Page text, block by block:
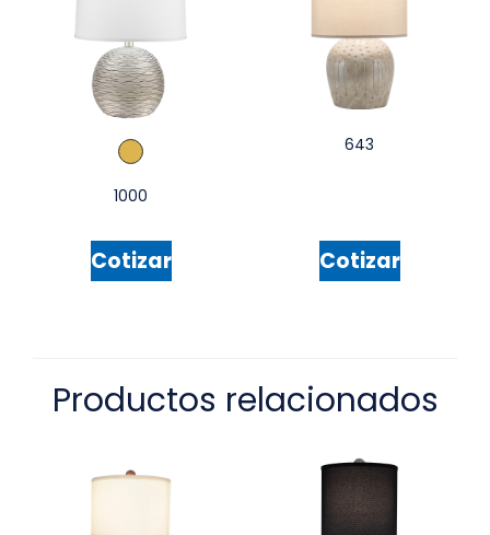
1000
Cotizar
643
Cotizar
Productos relacionados